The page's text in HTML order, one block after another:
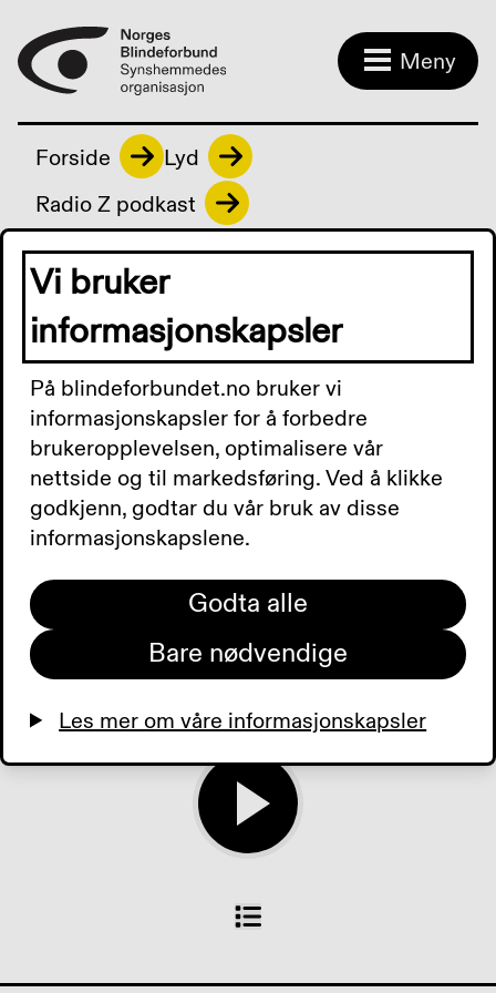
Meny
Forside
Lyd
Radio Z podkast
Radio Z podkast
Radio Z Podkast 12.
desember 2025: Stortinget
har endelig vedtatt at
CRPD skal inn i
menneskerettsloven.
Hjemmekontoret. Tilbud
der du bor. Dagens aviser.
Vi bruker
informasjonskapsler
På blindeforbundet.no bruker vi
informasjonskapsler for å forbedre
brukeropplevelsen, optimalisere vår
nettside og til markedsføring. Ved å klikke
godkjenn, godtar du vår bruk av disse
informasjonskapslene.
Godta alle
Bare nødvendige
Les mer om våre informasjonskapsler